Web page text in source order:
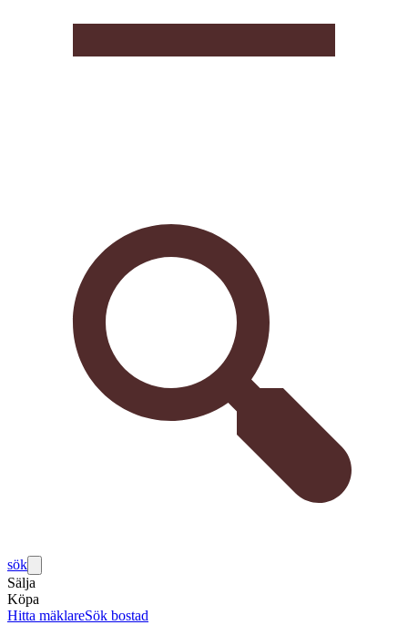
sök
Sälja
Köpa
Hitta mäklareSök bostad